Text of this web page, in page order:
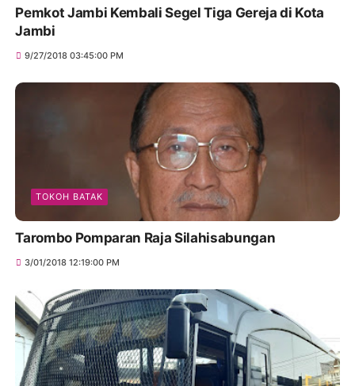
Pemkot Jambi Kembali Segel Tiga Gereja di Kota
Jambi
9/27/2018 03:45:00 PM
TOKOH BATAK
Tarombo Pomparan Raja Silahisabungan
3/01/2018 12:19:00 PM